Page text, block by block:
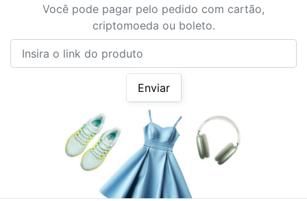
Você pode pagar pelo pedido com cartão,
criptomoeda ou boleto.
Enviar